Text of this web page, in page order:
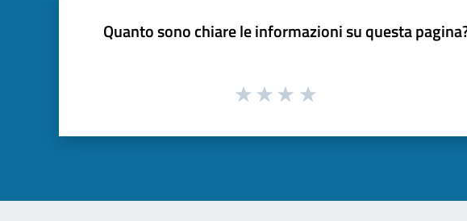
Quanto sono chiare le informazioni su questa